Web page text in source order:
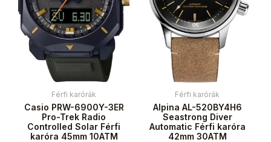
Férfi karórák
Casio PRW-6900Y-3ER
Pro-Trek Radio
Controlled Solar Férfi
karóra 45mm 10ATM
Férfi karórák
Alpina AL-520BY4H6
Seastrong Diver
Automatic Férfi karóra
42mm 30ATM